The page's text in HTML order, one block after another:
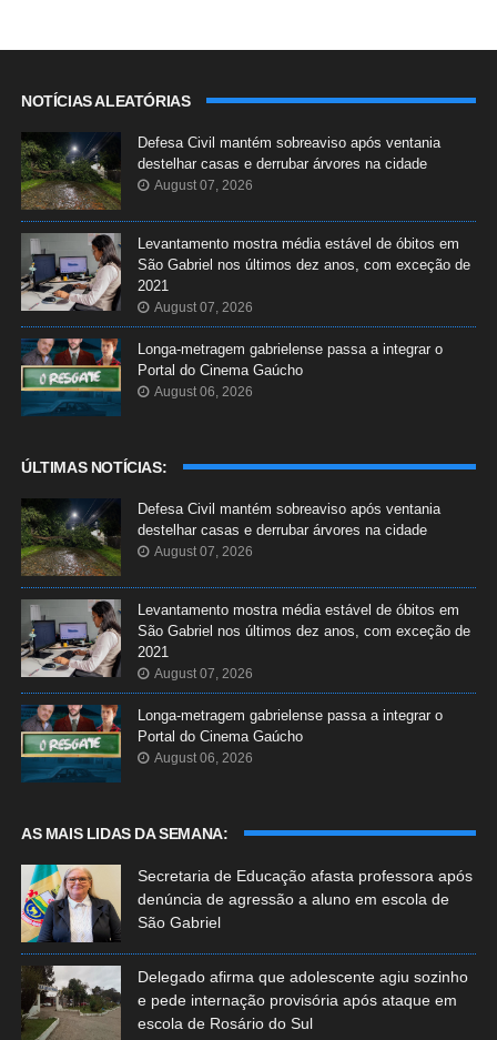
NOTÍCIAS ALEATÓRIAS
Defesa Civil mantém sobreaviso após ventania
destelhar casas e derrubar árvores na cidade
August 07, 2026
Levantamento mostra média estável de óbitos em
São Gabriel nos últimos dez anos, com exceção de
2021
August 07, 2026
Longa-metragem gabrielense passa a integrar o
Portal do Cinema Gaúcho
August 06, 2026
ÚLTIMAS NOTÍCIAS:
Defesa Civil mantém sobreaviso após ventania
destelhar casas e derrubar árvores na cidade
August 07, 2026
Levantamento mostra média estável de óbitos em
São Gabriel nos últimos dez anos, com exceção de
2021
August 07, 2026
Longa-metragem gabrielense passa a integrar o
Portal do Cinema Gaúcho
August 06, 2026
AS MAIS LIDAS DA SEMANA:
Secretaria de Educação afasta professora após
denúncia de agressão a aluno em escola de
São Gabriel
Delegado afirma que adolescente agiu sozinho
e pede internação provisória após ataque em
escola de Rosário do Sul